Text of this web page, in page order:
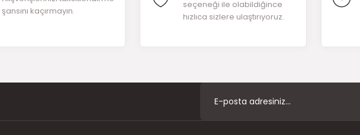
şansını kaçırmayın.
seçeneği ile olabildiğince
hızlıca sizlere ulaştırıyoruz.